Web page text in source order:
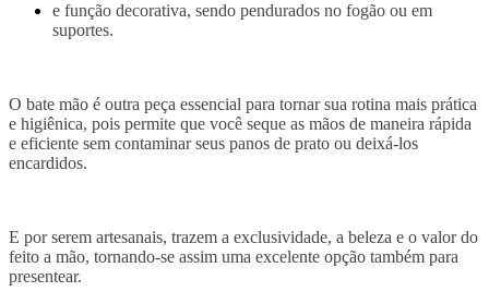
e função decorativa, sendo pendurados no fogão ou em
suportes.
O bate mão é outra peça essencial para tornar sua rotina mais prática
e higiênica, pois permite que você seque as mãos de maneira rápida
e eficiente sem contaminar seus panos de prato ou deixá-los
encardidos.
E por serem artesanais, trazem a exclusividade, a beleza e o valor do
feito a mão, tornando-se assim uma excelente opção também para
presentear.